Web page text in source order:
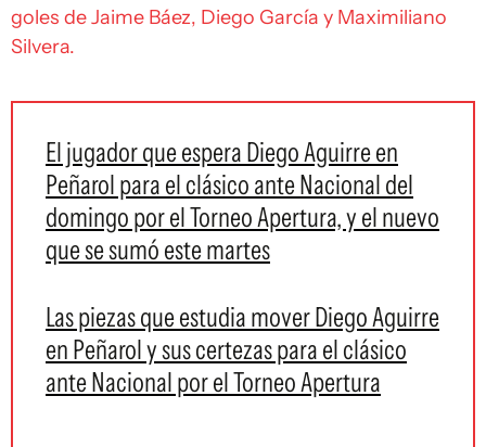
goles de Jaime Báez, Diego García y Maximiliano
Silvera.
El jugador que espera Diego Aguirre en
Peñarol para el clásico ante Nacional del
domingo por el Torneo Apertura, y el nuevo
que se sumó este martes
Las piezas que estudia mover Diego Aguirre
en Peñarol y sus certezas para el clásico
ante Nacional por el Torneo Apertura